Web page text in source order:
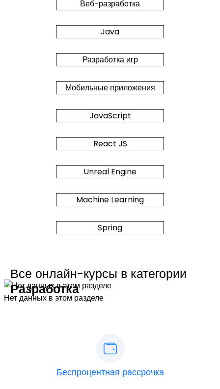
Веб-разработка
Java
Разработка игр
Мобильные приложения
JavaScript
React JS
Unreal Engine
Machine Learning
Spring
Все онлайн-курсы в категории
Разработка
Нет данных в этом разделе
Беспроцентная рассрочка